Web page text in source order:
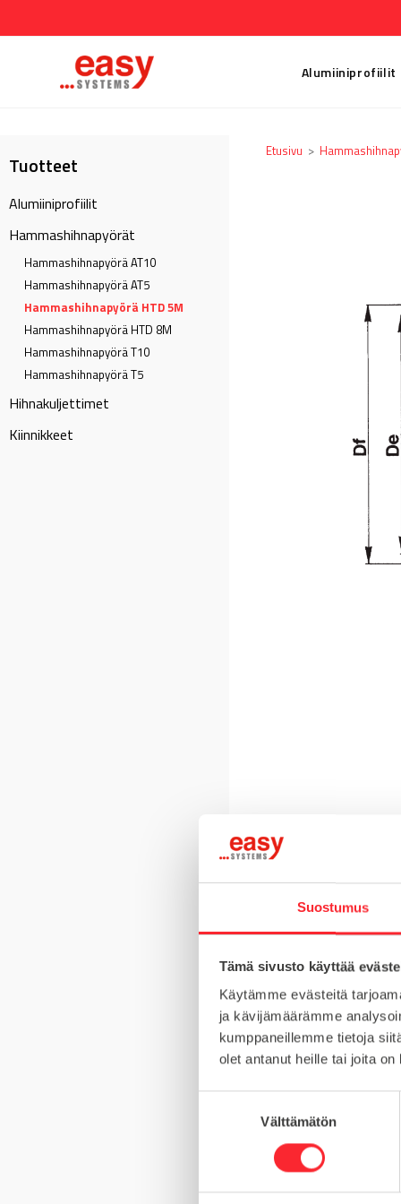
Suostumus
Tämä sivusto käyttää
Käytämme evästeitä
ja kävijämäärämme
kumppaneillemme tietoja
olet antanut heille tai joita
Välttämätön
Alumiiniprofiilit
Tuotteet
Alumiiniprofiilit
Hammashihnapyörät
Hammashihnapyörä AT10
Hammashihnapyörä AT5
Hammashihnapyörä HTD 5M
Hammashihnapyörä HTD 8M
Hammashihnapyörä T10
Hammashihnapyörä T5
Hihnakuljettimet
Kiinnikkeet
Etusivu >
HIHNANLEVEYS
ESIREIKÄ
HAMMASLUKU